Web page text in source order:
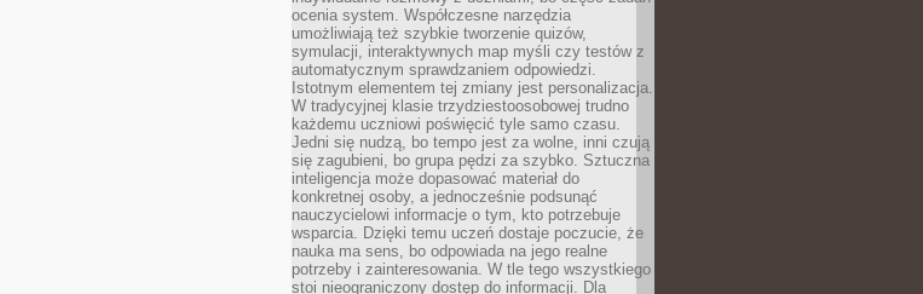
ocenia system. Współczesne narzędzia
umożliwiają też szybkie tworzenie quizów,
symulacji, interaktywnych map myśli czy testów z
automatycznym sprawdzaniem odpowiedzi.
Istotnym elementem tej zmiany jest personalizacja.
W tradycyjnej klasie trzydziestoosobowej trudno
każdemu uczniowi poświęcić tyle samo czasu.
Jedni się nudzą, bo tempo jest za wolne, inni czują
się zagubieni, bo grupa pędzi za szybko. Sztuczna
inteligencja może dopasować materiał do
konkretnej osoby, a jednocześnie podsunąć
nauczycielowi informacje o tym, kto potrzebuje
wsparcia. Dzięki temu uczeń dostaje poczucie, że
nauka ma sens, bo odpowiada na jego realne
potrzeby i zainteresowania. W tle tego wszystkiego
stoi nieograniczony dostęp do informacji. Dla